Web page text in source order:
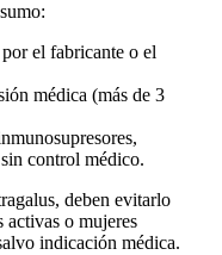
por el fabricante o el
médica (más de 3
,
control médico.
, deben evitarlo
activas o mujeres
indicación médica.